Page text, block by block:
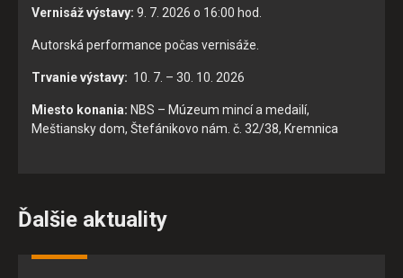
Vernisáž výstavy: 9. 7. 2026 o 16:00 hod.
Autorská performance počas vernisáže.
Trvanie výstavy: 10. 7. – 30. 10. 2026
Miesto konania: NBS – Múzeum mincí a medailí,
Meštiansky dom, Štefánikovo nám. č. 32/38, Kremnica
Ďalšie aktuality